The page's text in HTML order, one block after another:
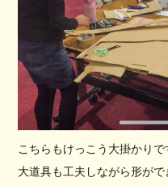
こちらもけっこう大掛かりで
大道具も工夫しながら形がで